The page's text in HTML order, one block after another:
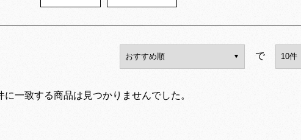
で
に一致する商品は見つかりませんでした。